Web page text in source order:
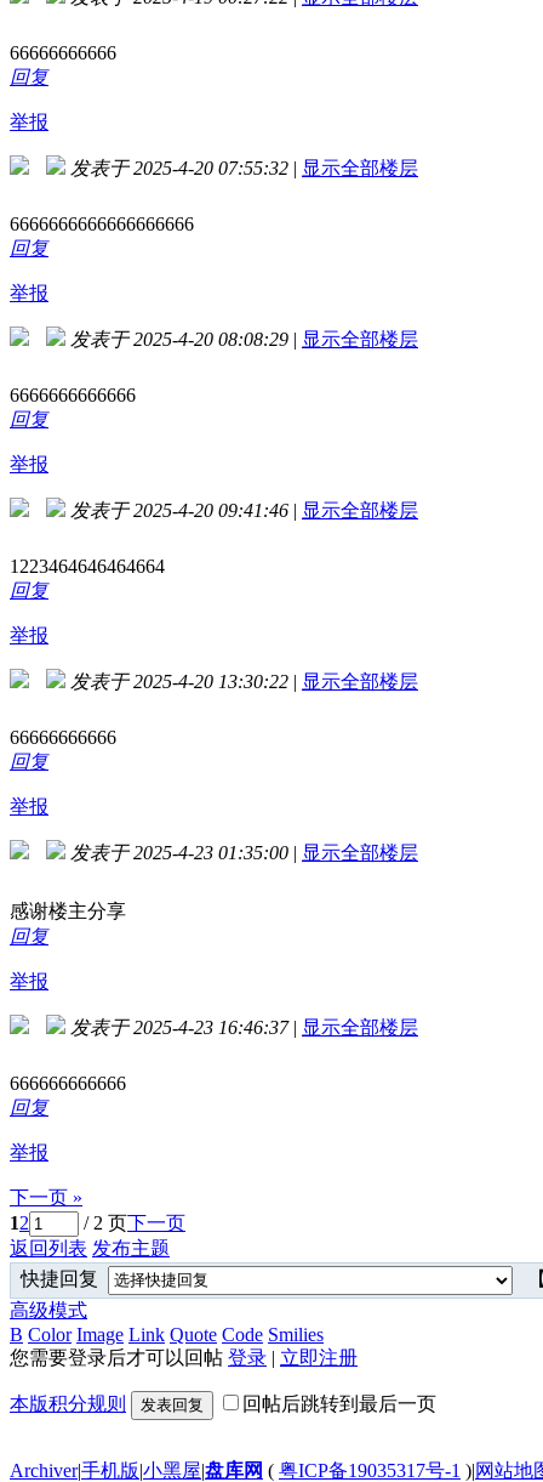
66666666666
回复
举报
发表于 2025-4-20 07:55:32 | 显示全部楼层
6666666666666666666
回复
举报
发表于 2025-4-20 08:08:29 | 显示全部楼层
6666666666666
回复
举报
发表于 2025-4-20 09:41:46 | 显示全部楼层
1223464646464664
回复
举报
发表于 2025-4-20 13:30:22 | 显示全部楼层
66666666666
回复
举报
发表于 2025-4-23 01:35:00 | 显示全部楼层
感谢楼主分享
回复
举报
发表于 2025-4-23 16:46:37 | 显示全部楼层
666666666666
回复
举报
下一页 »
12 / 2 页下一页
返回列表 发布主题
快捷回复
高级模式
B Color Image Link Quote Code Smilies
您需要登录后才可以回帖 登录 | 立即注册
本版积分规则 发表回复 回帖后跳转到最后一页
Archiver|手机版|小黑屋|盘库网 ( 粤ICP备19035317号-1 )|网站地